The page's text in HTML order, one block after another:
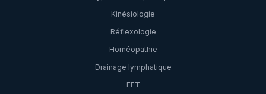
Kinésiologie
Réflexologie
Homéopathie
Drainage lymphatique
EFT